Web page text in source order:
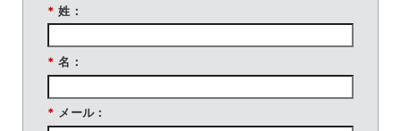
* 姓：
* 名：
* メール：